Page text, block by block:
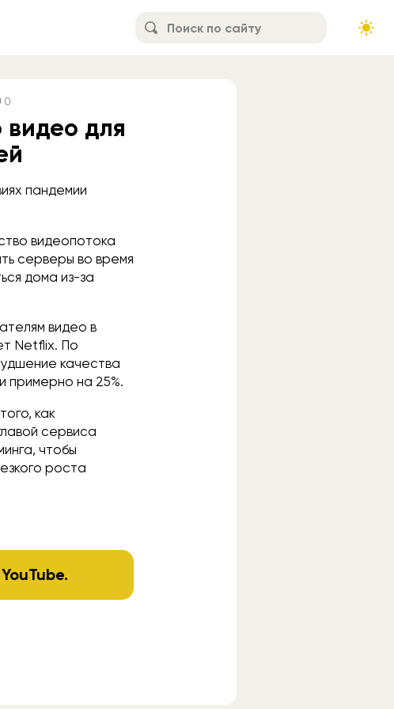
0
видео для
пандемии
видеопотока
серверы во время
дома из-за
видео в
Netflix. По
качества
примерно на 25%.
как
сервиса
чтобы
роста
YouTube.